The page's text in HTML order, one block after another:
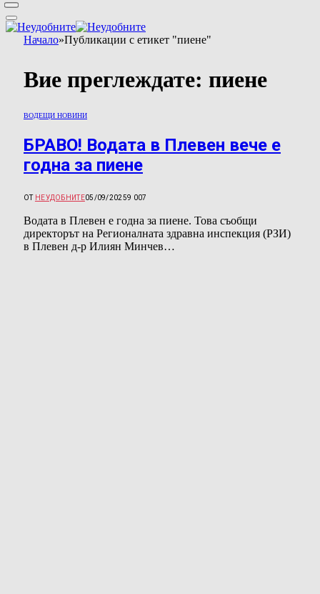
Начало»Публикации с етикет "пиене"
Вие преглеждате: пиене
ВОДЕЩИ НОВИНИ
БРАВО! Водата в Плевен вече е
годна за пиене
ОТ НЕУДОБНИТЕ05/09/20259 007
Водата в Плевен е годна за пиене. Това съобщи
директорът на Регионалната здравна инспекция (РЗИ)
в Плевен д-р Илиян Минчев…